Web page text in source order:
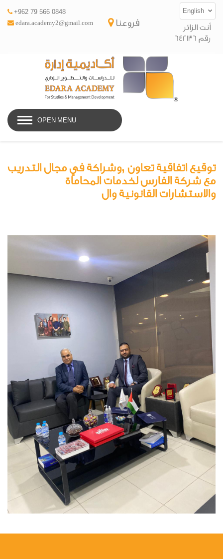
+962 79 566 0848
edara.academy2@gmail.com
فروعنا
English
أنت الزائر
رقم 642136
OPEN MENU
توقيع اتفاقية تعاون ,وشراكة في مجال التدريب
مع شركة الفارس لخدمات المحاماة
والاستشارات القانونية وال